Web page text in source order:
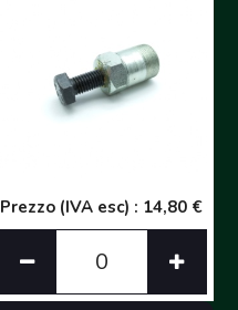
Prezzo (IVA esc) : 14,80 €